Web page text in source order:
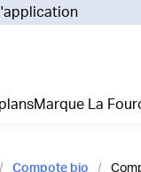
plans Marque La
Compote bio